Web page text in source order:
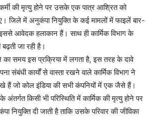
की मृत्यु होने पर उसके एक पात्र आश्रित को
जिले में अनुकंपा नियुक्ति के कई मामलों में फाइलें बार-
इससे आवेदक हलाकान हैं। साथ ही कार्मिक विभाग के
जा रही है।
समय इस प्रक्रिया में लगता है, इस तरह के दावे
संबंधी कार्यों से वास्ता रखने वाले कार्मिक विभाग ने
हैं जो कोल इंडिया की सभी कंपनियों में एक जैसे हैं।
किसी भी परिस्थिति में कार्मिक की मृत्यु होने पर
दी जाती है ताकि उसके परिवार की जीविका